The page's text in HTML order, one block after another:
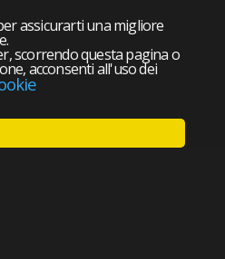
assicurarti una migliore
scorrendo questa pagina o
acconsenti all'uso dei